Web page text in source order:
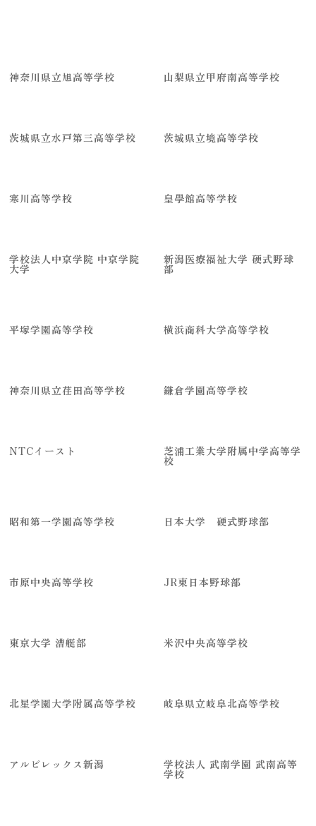
神奈川県立旭高等学校 山梨県立甲府南高等学校
茨城県立水戸第三高等学校 茨城県立境高等学校
寒川高等学校 皇學館高等学校
学校法人中京学院 中京学院
大学
新潟医療福祉大学 硬式野球
部
平塚学園高等学校 横浜商科大学高等学校
神奈川県立荏田高等学校 鎌倉学園高等学校
NTCイースト 芝浦工業大学附属中学高等学
校
昭和第一学園高等学校 日本大学 硬式野球部
市原中央高等学校 JR東日本野球部
東京大学 漕艇部 米沢中央高等学校
北星学園大学附属高等学校 岐阜県立岐阜北高等学校
アルビレックス新潟 学校法人 武南学園 武南高等
学校